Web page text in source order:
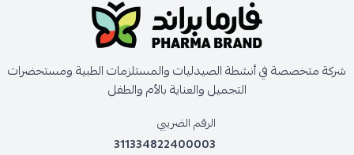
شركة متخصصة في أنشطة الصيدليات والمستلزمات الطبية ومستحضرات
التجميل والعناية بالأم والطفل
الرقم الضريبي
311334822400003